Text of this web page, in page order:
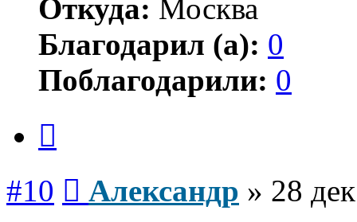
Откуда: Москва
Благодарил (а): 0
Поблагодарили: 0
#10 Александр » 28